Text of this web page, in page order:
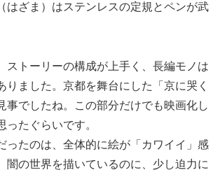
はざま）はステンレスの定規とペンが武
ストーリーの構成が上手く、長編モノは
りました。京都を舞台にした「京に哭く
事でしたね。この部分だけでも映画化し
ったぐらいです。
ったのは、全体的に絵が「カワイイ」感
闇の世界を描いているのに、少し迫力に